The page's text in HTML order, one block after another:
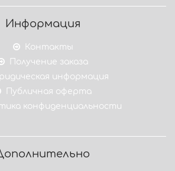
Информация
Контакты
Получение заказа
информация
Публичная оферта
конфиденциальности